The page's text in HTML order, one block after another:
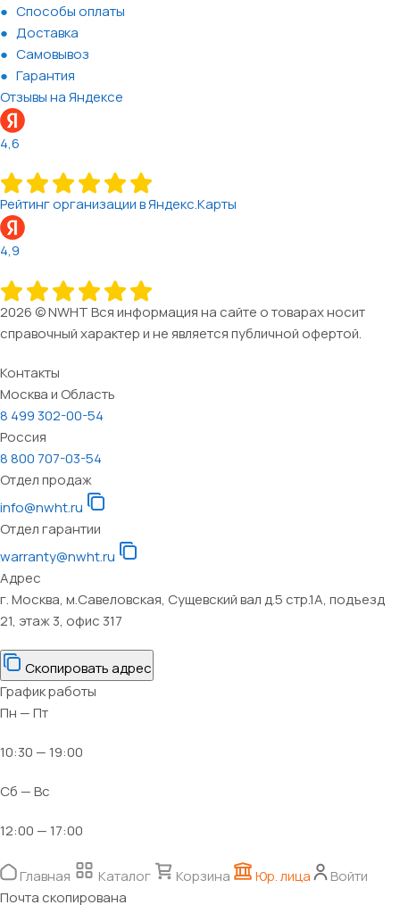
Способы оплаты
Доставка
Самовывоз
Гарантия
Отзывы на Яндексе
4,6
Рейтинг организации в Яндекс.Карты
4,9
2026 © NWHT Вся информация на сайте о товарах носит
справочный характер и не является публичной офертой.
Контакты
Москва и Область
8 499 302-00-54
Россия
8 800 707-03-54
Отдел продаж
info@nwht.ru
Отдел гарантии
warranty@nwht.ru
Адрес
г. Москва, м.Савеловская, Сущевский вал д.5 стр.1А, подъезд
21, этаж 3, офис 317
Скопировать адрес
График работы
Пн — Пт
10:30 — 19:00
Сб — Вс
12:00 — 17:00
Главная Каталог Корзина Юр. лица
Войти
Почта скопирована